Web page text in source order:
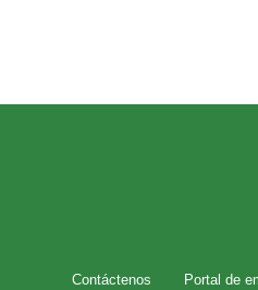
Contáctenos Portal de